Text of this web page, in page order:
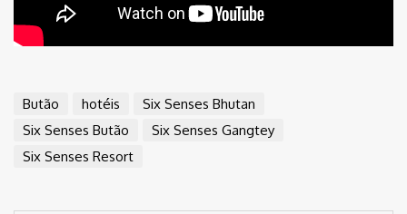
Butão hotéis
Six Senses Bhutan
Six Senses Butão
Six Senses Gangtey
Six Senses Resort